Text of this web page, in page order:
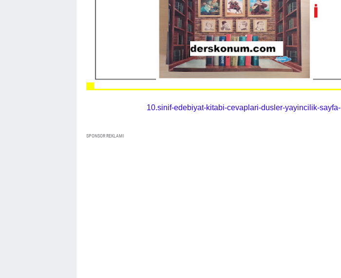
10.sinif-edebiyat-kitabi-cevaplari-dusler-yayincilik-sayfa-
SPONSOR REKLAMI